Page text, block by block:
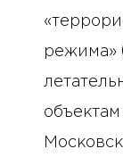
режима»